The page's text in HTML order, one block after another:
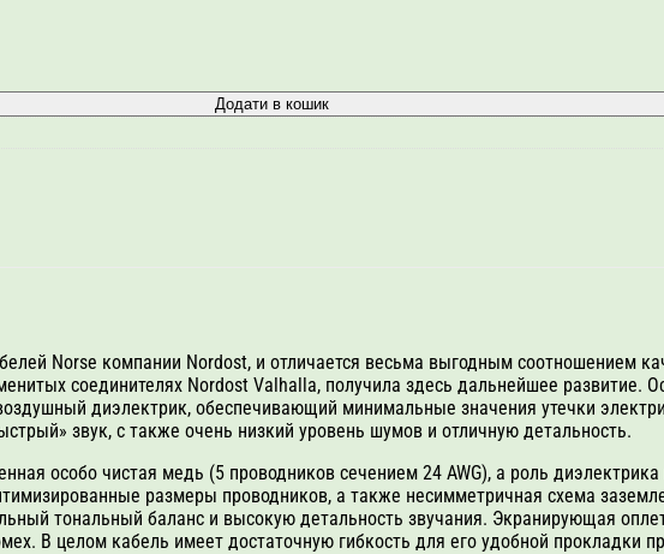
Додати в кошик
Norse компании Nordost, и отличается весьма выгодным соотношением
соединителях Nordost Valhalla, получила здесь дальнейшее развитие.
диэлектрик, обеспечивающий минимальные значения утечки
звук, с также очень низкий уровень шумов и отличную детальность.
особо чистая медь (5 проводников сечением 24 AWG), а роль
размеры проводников, а также несимметричная схема
тональный баланс и высокую детальность звучания. Экранирующая
В целом кабель имеет достаточную гибкость для его удобной прокладки